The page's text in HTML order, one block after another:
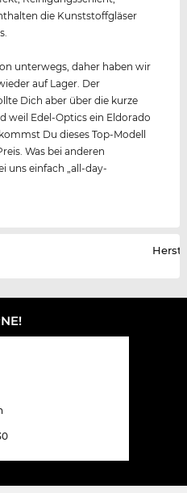
die Kunststoffgläser
unterwegs, daher haben wir
auf Lager. Der
Dich aber über die kurze
weil Edel-Optics ein Eldorado
Du dieses Top-Modell
Was bei anderen
uns einfach „all-day-